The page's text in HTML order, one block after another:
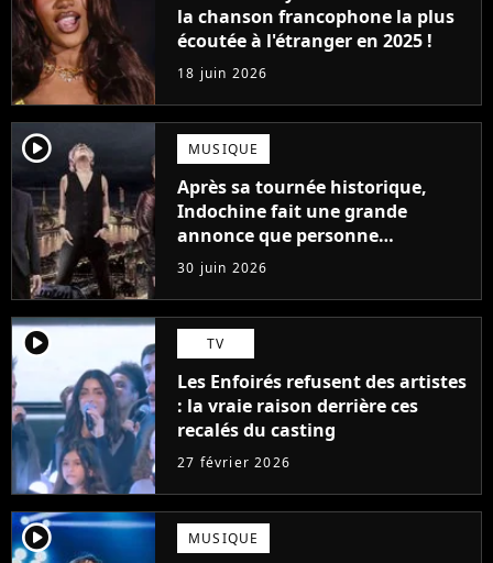
la chanson francophone la plus
écoutée à l'étranger en 2025 !
18 juin 2026
player2 MUSIQUE
Après sa tournée historique,
Indochine fait une grande
annonce que personne
n'attendait
30 juin 2026
player2 TV
Les Enfoirés refusent des artistes
: la vraie raison derrière ces
recalés du casting
27 février 2026
player2 MUSIQUE